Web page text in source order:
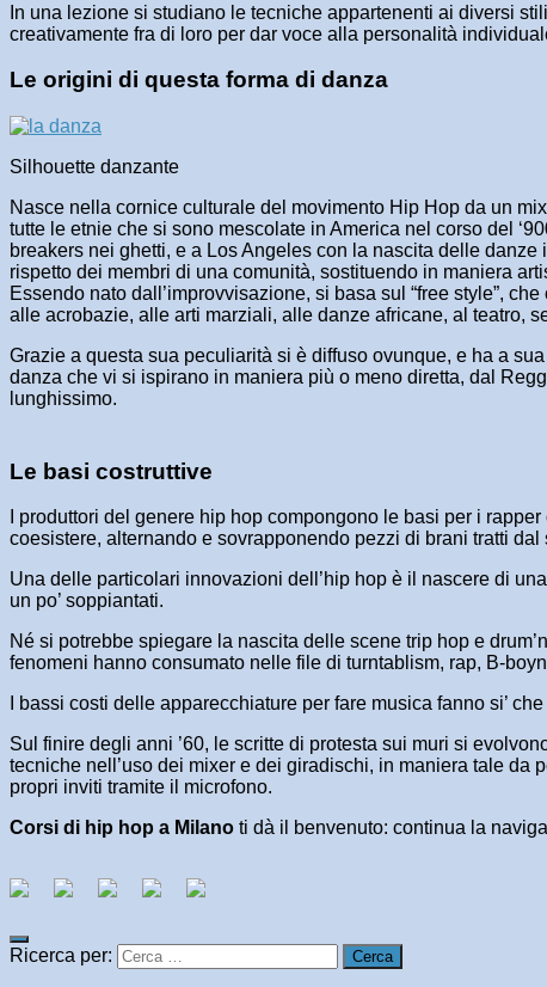
In una lezione si studiano le tecniche appartenenti ai diversi
creativamente fra di loro per dar voce alla personalità
Le origini di questa forma di danza
Silhouette danzante
Nasce nella cornice culturale del movimento Hip Hop da un
tutte le etnie che si sono mescolate in America nel corso del
breakers nei ghetti, e a Los Angeles con la nascita delle
rispetto dei membri di una comunità, sostituendo in maniera
Essendo nato dall’improvvisazione, si basa sul “free style”,
alle acrobazie, alle arti marziali, alle danze africane, al teatro,
Grazie a questa sua peculiarità si è diffuso ovunque, e ha a
danza che vi si ispirano in maniera più o meno diretta, dal
lunghissimo.
Le basi costruttive
I produttori del genere hip hop compongono le basi per i
coesistere, alternando e sovrapponendo pezzi di brani tratti
Una delle particolari innovazioni dell’hip hop è il nascere di
un po’ soppiantati.
Né si potrebbe spiegare la nascita delle scene trip hop e
fenomeni hanno consumato nelle file di turntablism, rap, B-
I bassi costi delle apparecchiature per fare musica fanno si’
Sul finire degli anni ’60, le scritte di protesta sui muri si
tecniche nell’uso dei mixer e dei giradischi, in maniera tale
propri inviti tramite il microfono.
Corsi di hip hop a Milano ti dà il benvenuto: continua la
Ricerca per: